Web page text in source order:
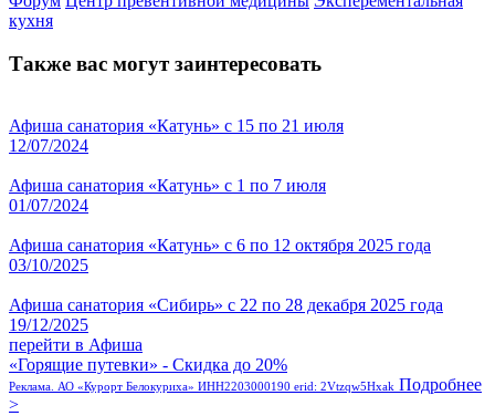
кухня
Также вас могут заинтересовать
Афиша санатория «Катунь» с 15 по 21 июля
12/07/2024
Афиша санатория «Катунь» с 1 по 7 июля
01/07/2024
Афиша санатория «Катунь» с 6 по 12 октября 2025 года
03/10/2025
Афиша санатория «Сибирь» с 22 по 28 декабря 2025 года
19/12/2025
перейти в Афиша
«Горящие путевки» - Скидка до 20%
Реклама. АО «Курорт Белокуриха» ИНН2203000190 erid: 2Vtzqw5Hxak Подробнее
>